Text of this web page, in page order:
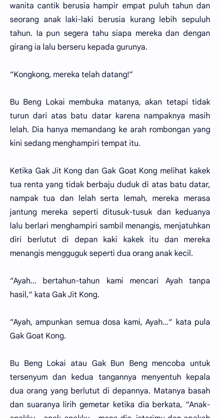
wanita cantik berusia hampir empat puluh tahun dan
seorang anak laki-laki berusia kurang lebih sepuluh
tahun. Ia pun segera tahu siapa mereka dan dengan
girang ia lalu berseru kepada gurunya.
“Kongkong, mereka telah datang!”
Bu Beng Lokai membuka matanya, akan tetapi tidak
turun dari atas batu datar karena nampaknya masih
lelah. Dia hanya memandang ke arah rombongan yang
kini sedang menghampiri tempat itu.
Ketika Gak Jit Kong dan Gak Goat Kong melihat kakek
tua renta yang tidak berbaju duduk di atas batu datar,
nampak tua dan lelah serta lemah, mereka merasa
jantung mereka seperti ditusuk-tusuk dan keduanya
lalu berlari menghampiri sambil menangis, menjatuhkan
diri berlutut di depan kaki kakek itu dan mereka
menangis mengguguk seperti dua orang anak kecil.
“Ayah... bertahun-tahun kami mencari Ayah tanpa
hasil,“ kata Gak Jit Kong.
“Ayah, ampunkan semua dosa kami, Ayah...“ kata pula
Gak Goat Kong.
Bu Beng Lokai atau Gak Bun Beng mencoba untuk
tersenyum dan kedua tangannya menyentuh kepala
dua orang yang berlutut di depannya. Matanya basah
dan suaranya lirih gemetar ketika dia berkata, “Anak-